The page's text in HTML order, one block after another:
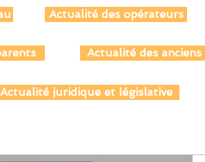
Actualité des opérateurs
Actualité des anciens
Actualité juridique et législative